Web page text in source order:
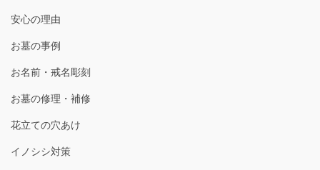
安心の理由
お墓の事例
お名前・戒名彫刻
お墓の修理・補修
花立ての穴あけ
イノシシ対策